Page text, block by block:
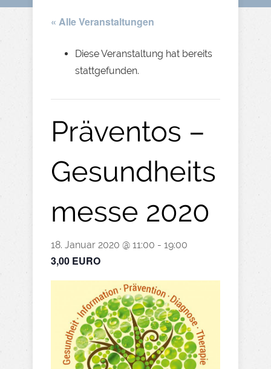
« Alle Veranstaltungen
Diese Veranstaltung hat bereits
stattgefunden.
Präventos –
Gesundheits
messe 2020
18. Januar 2020 @ 11:00 - 19:00
3,00 EURO